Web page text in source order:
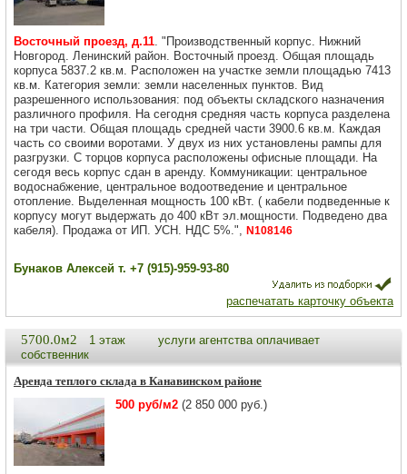
Восточный проезд, д.11. "Производственный корпус. Нижний
Новгород. Ленинский район. Восточный проезд. Общая площадь
корпуса 5837.2 кв.м. Расположен на участке земли площадью 7413
кв.м. Категория земли: земли населенных пунктов. Вид
разрешенного использования: под объекты складского назначения
различного профиля. На сегодня средняя часть корпуса разделена
на три части. Общая площадь средней части 3900.6 кв.м. Каждая
часть со своими воротами. У двух из них установлены рампы для
разгрузки. С торцов корпуса расположены офисные площади. На
сегодя весь корпус сдан в аренду. Коммуникации: центральное
водоснабжение, центральное водоотведение и центральное
отопление. Выделенная мощность 100 кВт. ( кабели подведенные к
корпусу могут выдержать до 400 кВт эл.мощности. Подведено два
кабеля). Продажа от ИП. УСН. НДС 5%.", N108146
Бунаков Алексей т. +7 (915)-959-93-80
распечатать карточку объекта
5700.0м2 1 этаж
услуги агентства оплачивает
собственник
Аренда теплого склада в Канавинском районе
500 руб/м2 (2 850 000 руб.)